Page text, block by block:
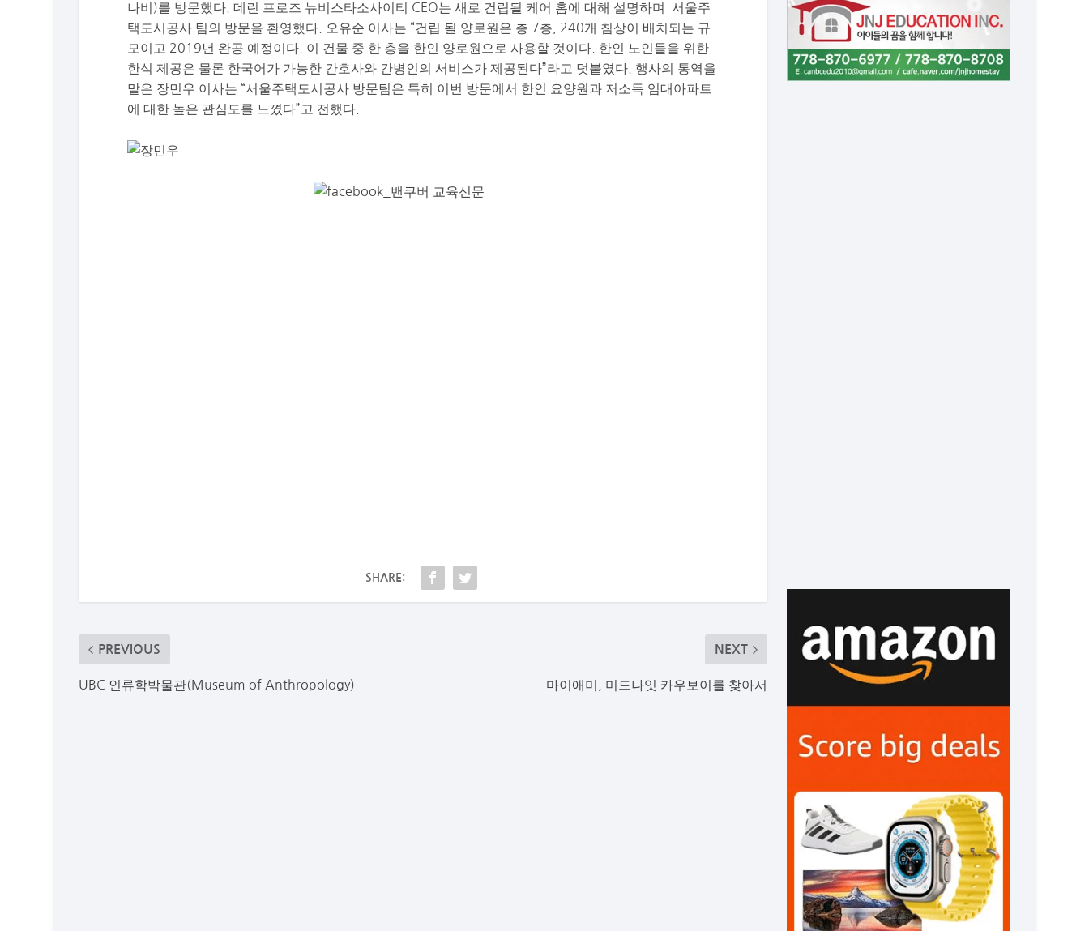
나비)를 방문했다. 데린 프로즈 뉴비스타소사이티 CEO는 새로 건립될 케어 홈에 대해 설명하며 서울주
택도시공사 팀의 방문을 환영했다. 오유순 이사는 “건립 될 양로원은 총 7층, 240개 침상이 배치되는 규
모이고 2019년 완공 예정이다. 이 건물 중 한 층을 한인 양로원으로 사용할 것이다. 한인 노인들을 위한
한식 제공은 물론 한국어가 가능한 간호사와 간병인의 서비스가 제공된다”라고 덧붙였다. 행사의 통역을
맡은 장민우 이사는 “서울주택도시공사 방문팀은 특히 이번 방문에서 한인 요양원과 저소득 임대아파트
에 대한 높은 관심도를 느꼈다”고 전했다.
SHARE:
PREVIOUS
UBC 인류학박물관(Museum of Anthropology)
NEXT
마이애미, 미드나잇 카우보이를 찾아서